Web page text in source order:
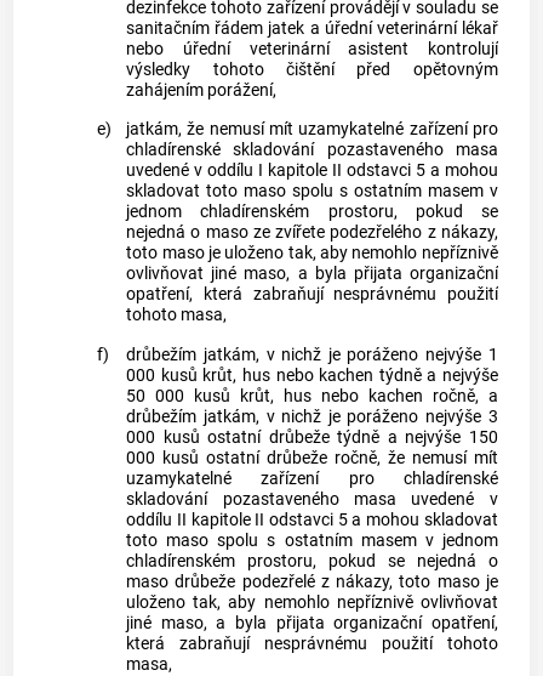
dezinfekce tohoto zařízení provádějí v souladu se
sanitačním řádem jatek a úřední veterinární lékař
nebo úřední veterinární asistent kontrolují
výsledky tohoto čištění před opětovným
zahájením porážení,
e)
jatkám, že nemusí mít uzamykatelné zařízení pro
chladírenské skladování pozastaveného masa
uvedené v oddílu I kapitole II odstavci 5 a mohou
skladovat toto maso spolu s ostatním masem v
jednom chladírenském prostoru, pokud se
nejedná o maso ze zvířete podezřelého z nákazy,
toto maso je uloženo tak, aby nemohlo nepříznivě
ovlivňovat jiné maso, a byla přijata organizační
opatření, která zabraňují nesprávnému použití
tohoto masa,
f)
drůbežím jatkám, v nichž je poráženo nejvýše 1
000 kusů krůt, hus nebo kachen týdně a nejvýše
50 000 kusů krůt, hus nebo kachen ročně, a
drůbežím jatkám, v nichž je poráženo nejvýše 3
000 kusů ostatní drůbeže týdně a nejvýše 150
000 kusů ostatní drůbeže ročně, že nemusí mít
uzamykatelné zařízení pro chladírenské
skladování pozastaveného masa uvedené v
oddílu II kapitole II odstavci 5 a mohou skladovat
toto maso spolu s ostatním masem v jednom
chladírenském prostoru, pokud se nejedná o
maso drůbeže podezřelé z nákazy, toto maso je
uloženo tak, aby nemohlo nepříznivě ovlivňovat
jiné maso, a byla přijata organizační opatření,
která zabraňují nesprávnému použití tohoto
masa,